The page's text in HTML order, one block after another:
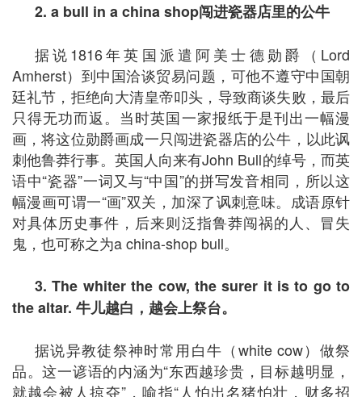
2. a bull in a china shop闯进瓷器店里的公牛
据说1816年英国派遣阿美士德勋爵（Lord
Amherst）到中国洽谈贸易问题，可他不遵守中国朝
廷礼节，拒绝向大清皇帝叩头，导致商谈失败，最后
只得无功而返。当时英国一家报纸于是刊出一幅漫
画，将这位勋爵画成一只闯进瓷器店的公牛，以此讽
刺他鲁莽行事。英国人向来有John Bull的绰号，而英
语中“瓷器”一词又与“中国”的拼写发音相同，所以这
幅漫画可谓一“画”双关，加深了讽刺意味。成语原针
对具体历史事件，后来则泛指鲁莽闯祸的人、冒失
鬼，也可称之为a china-shop bull。
3. The whiter the cow, the surer it is to go to
the altar. 牛儿越白，越会上祭台。
据说异教徒祭神时常用白牛（white cow）做祭
品。这一谚语的内涵为“东西越珍贵，目标越明显，
就越会被人掠夺”，喻指“人怕出名猪怕壮，财多招